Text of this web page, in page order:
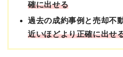
確に出せる
過去の成約事例と売却不
近いほどより正確に出せ